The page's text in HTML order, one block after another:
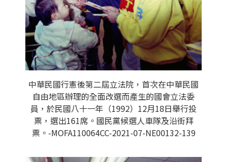
中華民國行憲後第二屆立法院，首次在中華民國
自由地區辦理的全面改選而產生的國會立法委
員，於民國八十一年（1992）12月18日舉行投
票，選出161席。國民黨候選人車隊及沿街拜
票。-MOFA110064CC-2021-07-NE00132-139